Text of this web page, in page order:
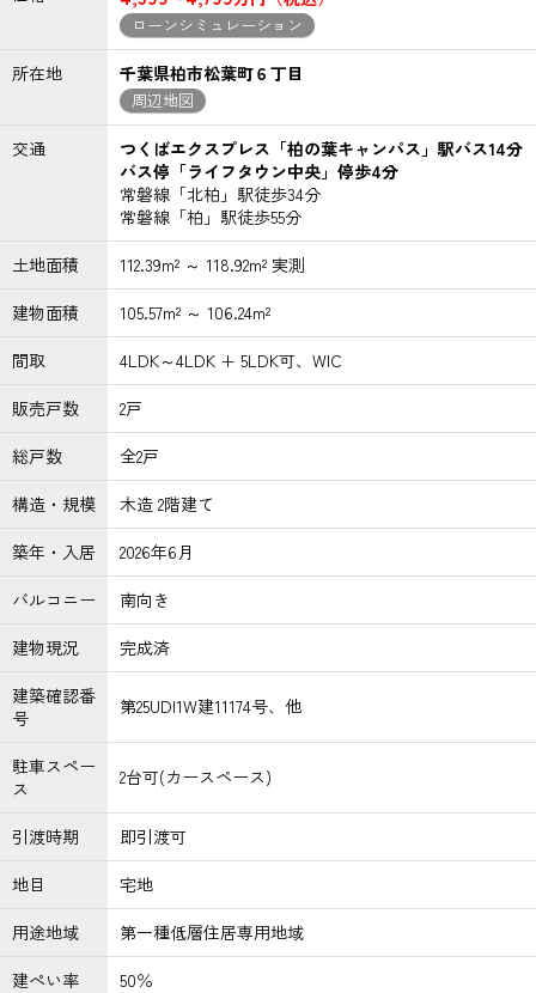
ローンシミュレーション
所在地 千葉県柏市松葉町６丁目
周辺地図
交通
つくばエクスプレス「柏の葉キャンパス」駅バス14分
バス停「ライフタウン中央」停歩4分
常磐線「北柏」駅徒歩34分
常磐線「柏」駅徒歩55分
土地面積
112.39m² ～ 118.92m² 実測
建物面積
105.57m² ～ 106.24m²
間取
4LDK～4LDK + 5LDK可、WIC
販売戸数
2戸
総戸数
全2戸
構造・規模
木造 2階建て
築年・入居
2026年6月
バルコニー
南向き
建物現況
完成済
建築確認番
号
第25UDI1W建11174号、他
駐車スペー
ス
2台可(カースペース)
引渡時期
即引渡可
地目
宅地
用途地域
第一種低層住居専用地域
建ぺい率
50％